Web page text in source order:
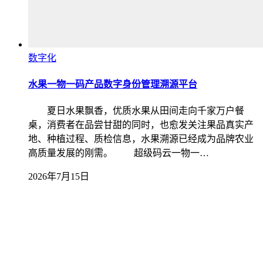
数字化
水果一物一码产品数字身份管理溯源平台
夏日水果飘香，优质水果从田间走向千家万户餐
桌，消费者在品尝甘甜的同时，也愈发关注果品真实产
地、种植过程、质检信息，水果溯源已经成为品牌农业
高质量发展的刚需。 超级码云一物一…
2026年7月15日